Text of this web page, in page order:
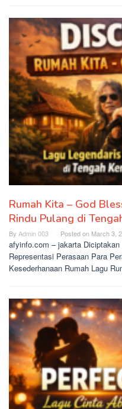
Rumah Kita – God
Rindu Pulang di
By Admin 003 Posted on March 3,
afyinfo.com – jakarta Diciptakan
Representasi Perasaan Para
Kesederhanaan Rumah Lagu